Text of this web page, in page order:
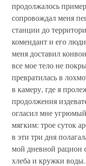
продолжалось
сопровождал меня
станции до
комендант и его
меня доставил
все мое тело не
превратилась в
в камеру, где я
продолжения
огласил мне
мягким: трое суток
в эти три дня
мой дневной рацион
хлеба и кружки